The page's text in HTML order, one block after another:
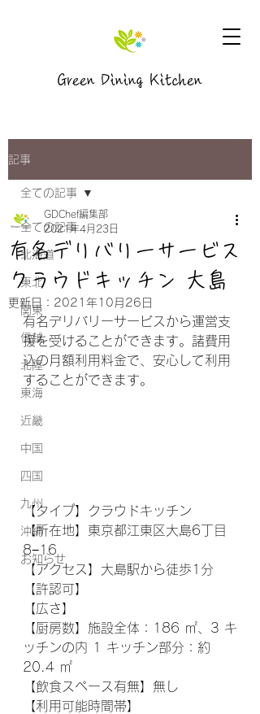
Green Dining Kitchen
記事
全ての記事
北海道
東北
関東
信越
北陸
東海
近畿
中国
四国
九州
沖縄
お知らせ
全ての記事
有名デリバリーサービス
クラウドキッチン 大島
GDChef編集部
2021年4月23日
更新日： 2021年10月26日
有名デリバリーサービスから運営支
援を受けることができます。諸費用
込の月額利用料金で、安心して利用
することができます。
【タイプ】クラウドキッチン
【所在地】東京都江東区大島6丁目
8−16
【アクセス】大島駅から徒歩1分
【許認可】
【広さ】
【厨房数】施設全体：186 ㎡、3 キ
ッチンの内 1 キッチン部分：約
20.4 ㎡
【飲食スペース有無】無し
【利用可能時間帯】